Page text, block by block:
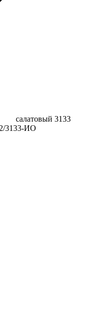
салатовый 3133
3133-ИО